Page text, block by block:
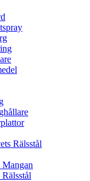
Rälsstål
Mangan
Rälsstål